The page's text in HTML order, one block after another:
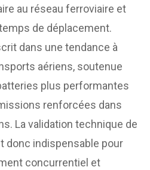
au réseau ferroviaire et
de déplacement.
dans une tendance à
aériens, soutenue
plus performantes
renforcées dans
La validation technique de
donc indispensable pour
concurrentiel et